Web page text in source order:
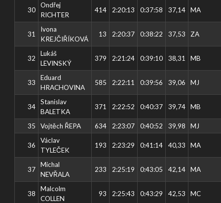
30
Ondřej
RICHTER
414 2:20:13 0:37:58 37,14 MA
31
Ivona
KREJČIŘÍKOVÁ
13 2:20:37 0:38:22 37,53 ZA
32
Lukáš
LEVINSKÝ
379 2:21:24 0:39:10 38,31 MB
33
Eduard
HRACHOVINA
585 2:22:11 0:39:56 39,06 MJ
34
Stanislav
BALETKA
371 2:22:52 0:40:37 39,74 MB
35 Vojtěch ŘEPA 634 2:23:07 0:40:52 39,98 MJ
36
Václav
TYLEČEK
193 2:23:29 0:41:14 40,33 MA
37
Michal
NEVŘALA
233 2:25:19 0:43:05 42,14 MA
38
Malcolm
COLLEN
93 2:25:43 0:43:29 42,53 MC